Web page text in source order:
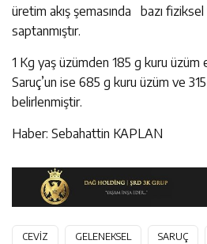
üretim akış şemasında bazı
saptanmıştır.
1 Kg yaş üzümden 185 g kuru üzüm
Saruç’un ise 685 g kuru üzüm ve
belirlenmiştir.
Haber: Sebahattin KAPLAN
CEVİZ GELENEKSEL SARUÇ